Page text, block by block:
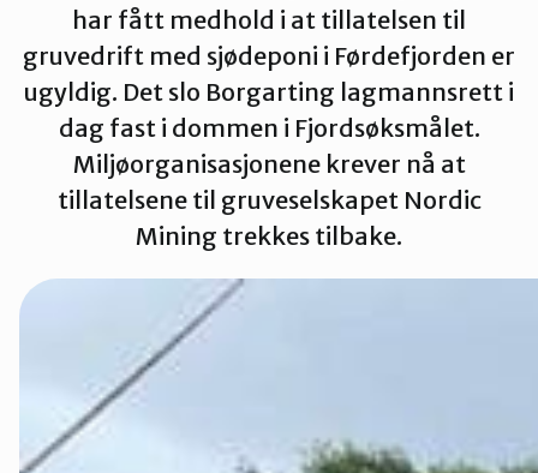
For presse
Redd
Rettsaken i
har fått medhold i at tillatelsen til
gruvedrift med sjødeponi i Førdefjorden er
ugyldig. Det slo Borgarting lagmannsrett i
dag fast i dommen i Fjordsøksmålet.
Miljøorganisasjonene krever nå at
tillatelsene til gruveselskapet Nordic
Mining trekkes tilbake.